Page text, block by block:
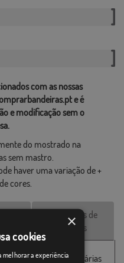
com as nossas
e é
e modificação sem o
do mostrado na
sem mastro.
haver uma variação de +
cores.
Avaliações de
clientes
em 100% poliéster e várias
×
cookies
melhorar a experiência